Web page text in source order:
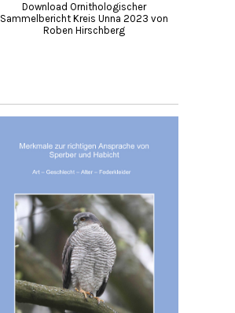
Download Ornithologischer
Sammelbericht Kreis Unna 2023 von
Roben Hirschberg